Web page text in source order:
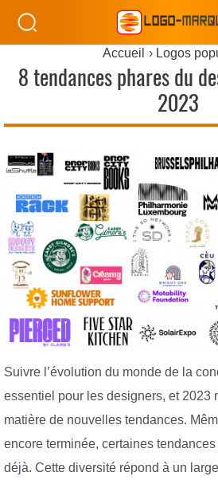
Accueil Logos
8 tendances phares du
2023
Suivre l’évolution du monde de la
essentiel pour les designers, et 2023
matière de nouvelles tendances.
encore terminée, certaines
déjà. Cette diversité répond à un